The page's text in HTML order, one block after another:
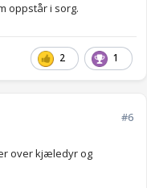
oppstår i sorg.
2 1
#6
over kjæledyr og